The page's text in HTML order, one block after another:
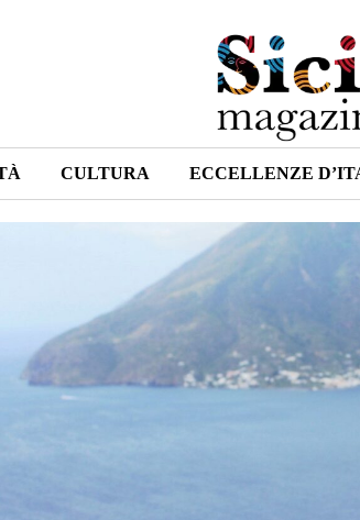
CULTURA ECCELLENZE